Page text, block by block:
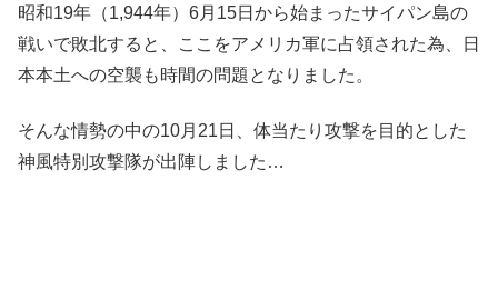
昭和19年（1,944年）6月15日から始まったサイパン島の
戦いで敗北すると、ここをアメリカ軍に占領された為、日
本本土への空襲も時間の問題となりました。
そんな情勢の中の10月21日、体当たり攻撃を目的とした
神風特別攻撃隊が出陣しました…